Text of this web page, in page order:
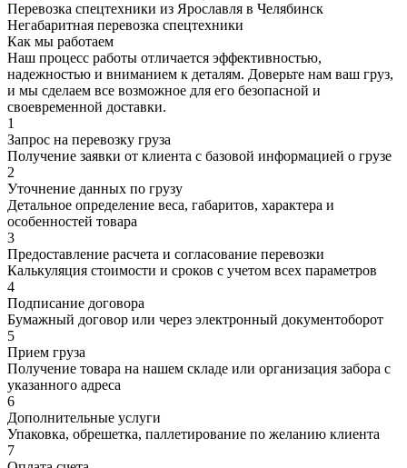
Перевозка спецтехники из Ярославля в Челябинск
Негабаритная перевозка спецтехники
Как мы работаем
Наш процесс работы отличается эффективностью,
надежностью и вниманием к деталям. Доверьте нам ваш груз,
и мы сделаем все возможное для его безопасной и
своевременной доставки.
1
Запрос на перевозку груза
Получение заявки от клиента с базовой информацией о грузе
2
Уточнение данных по грузу
Детальное определение веса, габаритов, характера и
особенностей товара
3
Предоставление расчета и согласование перевозки
Калькуляция стоимости и сроков с учетом всех параметров
4
Подписание договора
Бумажный договор или через электронный документоборот
5
Прием груза
Получение товара на нашем складе или организация забора с
указанного адреса
6
Дополнительные услуги
Упаковка, обрешетка, паллетирование по желанию клиента
7